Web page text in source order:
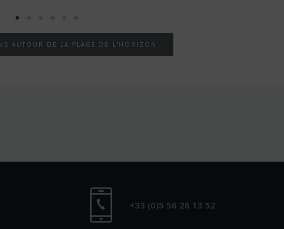
AUTOUR DE LA PLAGE DE L'HORIZON
+33 (0)5 56 26 13 52